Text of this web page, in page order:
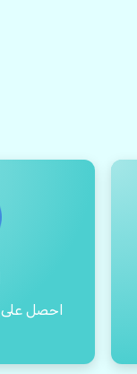
احصل على 40 دقيقة مقابل $9